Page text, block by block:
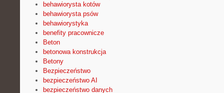
behawiorysta kotów
behawiorysta psów
behawiorystyka
benefity pracownicze
Beton
betonowa konstrukcja
Betony
Bezpieczeństwo
bezpieczeństwo AI
bezpieczeństwo danych